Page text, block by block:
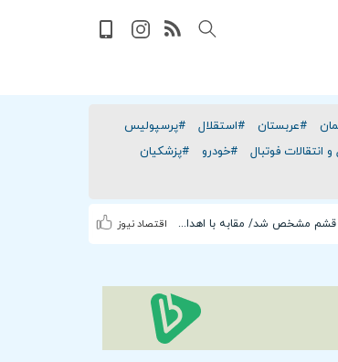
#عربستان #استقلال
#پرسپولیس
انتقالات فوتبال #خودرو
#پزشکیان
اقتصاد نیوز فوری/ منشأ صدای انفجار در قشم مشخص شد/ مقابه با اهداف دشمن در ورودی تنگه هرمز